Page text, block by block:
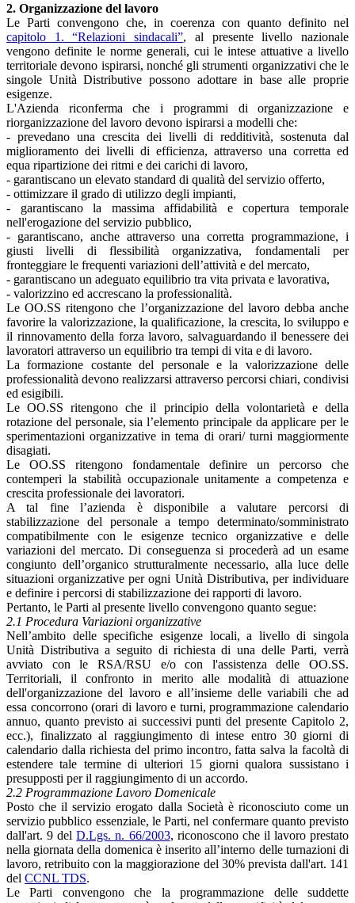
2. Organizzazione del lavoro
Le Parti convengono che, in coerenza con quanto definito nel
capitolo 1. “Relazioni sindacali”, al presente livello nazionale
vengono definite le norme generali, cui le intese attuative a livello
territoriale devono ispirarsi, nonché gli strumenti organizzativi che le
singole Unità Distributive possono adottare in base alle proprie
esigenze.
L'Azienda riconferma che i programmi di organizzazione e
riorganizzazione del lavoro devono ispirarsi a modelli che:
- prevedano una crescita dei livelli di redditività, sostenuta dal
miglioramento dei livelli di efficienza, attraverso una corretta ed
equa ripartizione dei ritmi e dei carichi di lavoro,
- garantiscano un elevato standard di qualità del servizio offerto,
- ottimizzare il grado di utilizzo degli impianti,
- garantiscano la massima affidabilità e copertura temporale
nell'erogazione del servizio pubblico,
- garantiscano, anche attraverso una corretta programmazione, i
giusti livelli di flessibilità organizzativa, fondamentali per
fronteggiare le frequenti variazioni dell’attività e del mercato,
- garantiscano un adeguato equilibrio tra vita privata e lavorativa,
- valorizzino ed accrescano la professionalità.
Le OO.SS ritengono che l’organizzazione del lavoro debba anche
favorire la valorizzazione, la qualificazione, la crescita, lo sviluppo e
il rinnovamento della forza lavoro, salvaguardando il benessere dei
lavoratori attraverso un equilibrio tra tempi di vita e di lavoro.
La formazione costante del personale e la valorizzazione delle
professionalità devono realizzarsi attraverso percorsi chiari, condivisi
ed esigibili.
Le OO.SS ritengono che il principio della volontarietà e della
rotazione del personale, sia l’elemento principale da applicare per le
sperimentazioni organizzative in tema di orari/ turni maggiormente
disagiati.
Le OO.SS ritengono fondamentale definire un percorso che
contemperi la stabilità occupazionale unitamente a competenza e
crescita professionale dei lavoratori.
A tal fine l’azienda è disponibile a valutare percorsi di
stabilizzazione del personale a tempo determinato/somministrato
compatibilmente con le esigenze tecnico organizzative e delle
variazioni del mercato. Di conseguenza si procederà ad un esame
congiunto dell’organico strutturalmente necessario, alla luce delle
situazioni organizzative per ogni Unità Distributiva, per individuare
e definire i percorsi di stabilizzazione dei rapporti di lavoro.
Pertanto, le Parti al presente livello convengono quanto segue:
2.1 Procedura Variazioni organizzative
Nell’ambito delle specifiche esigenze locali, a livello di singola
Unità Distributiva a seguito di richiesta di una delle Parti, verrà
avviato con le RSA/RSU e/o con l'assistenza delle OO.SS.
Territoriali, il confronto in merito alle modalità di attuazione
dell'organizzazione del lavoro e all’insieme delle variabili che ad
essa concorrono (orari di lavoro e turni, programmazione calendario
annuo, quanto previsto ai successivi punti del presente Capitolo 2,
ecc.), finalizzato al raggiungimento di intese entro 30 giorni di
calendario dalla richiesta del primo incontro, fatta salva la facoltà di
estendere tale termine di ulteriori 15 giorni qualora sussistano i
presupposti per il raggiungimento di un accordo.
2.2 Programmazione Lavoro Domenicale
Posto che il servizio erogato dalla Società è riconosciuto come un
servizio pubblico essenziale, le Parti, nel confermare quanto previsto
dall'art. 9 delD.Lgs. n. 66/2003, riconoscono che il lavoro prestato
nella giornata della domenica è inserito all’interno delle turnazioni di
lavoro, retribuito con la maggiorazione del 30% prevista dall'art. 141
del CCNL TDS.
Le Parti convengono che la programmazione delle suddette